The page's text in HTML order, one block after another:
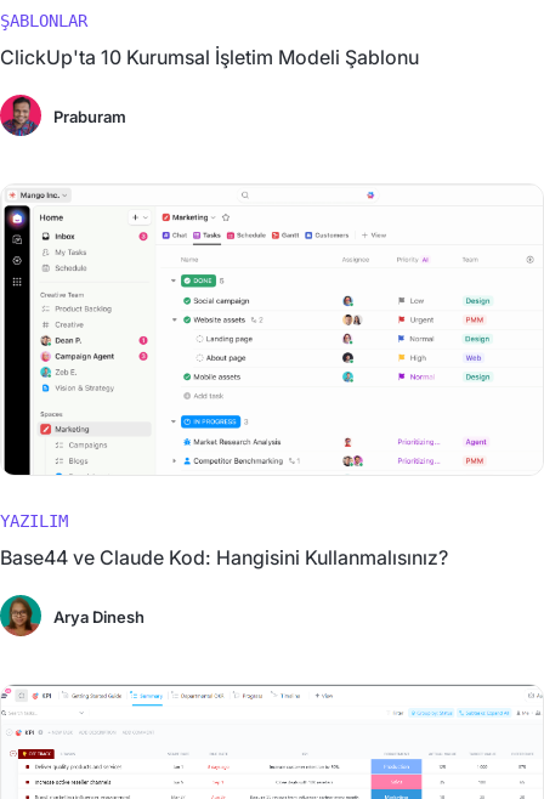
ŞABLONLAR
ClickUp'ta 10 Kurumsal İşletim Modeli Şablonu
Praburam
YAZILIM
Base44 ve Claude Kod: Hangisini Kullanmalısınız?
Arya Dinesh